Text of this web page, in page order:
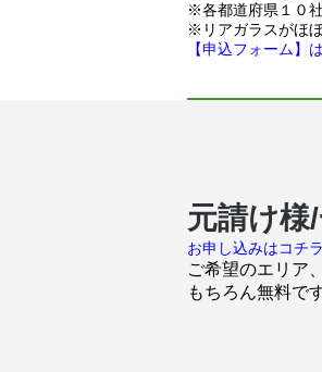
※各都道府県１０
※リアガラスがほ
【申込フォーム】
元請け様
お申し込みはコチラ
ご希望のエリア
もちろん無料です